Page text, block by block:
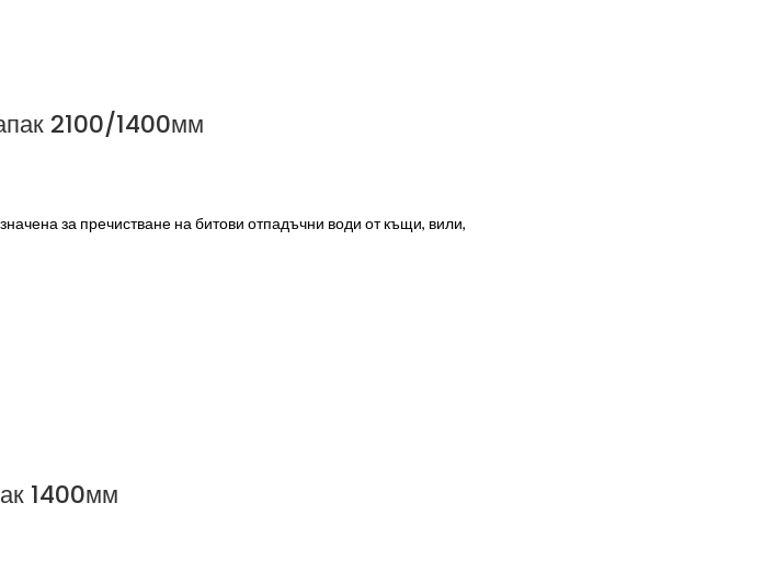
2100/1400мм
за пречистване на битови отпадъчни води от къщи, вили,
1400мм